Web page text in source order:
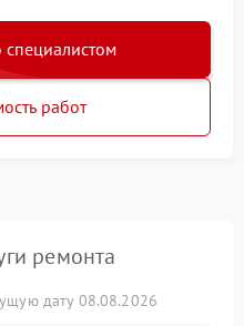
специалистом
работ
ремонта
дату 08.08.2026